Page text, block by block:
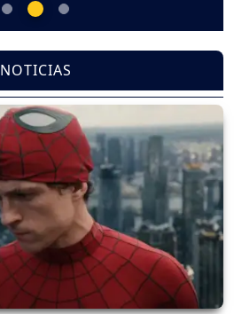
NOTICIAS